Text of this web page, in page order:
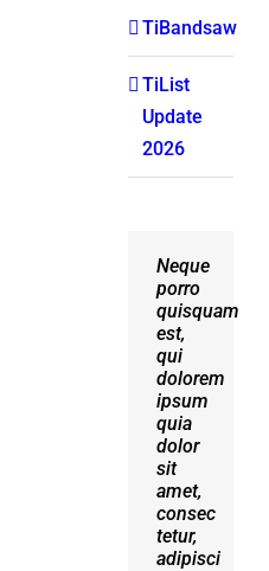
TiBandsaw
TiList
Update
2026
Neque
porro
quisquam
est,
qui
dolorem
ipsum
quia
dolor
sit
amet,
consec
tetur,
adipisci
Aliquam
erat
volutpat.
Quisque
at est
id
ligula
facilisis
laoreet
eget
pulvinar
nibh.
Suspendisse
at